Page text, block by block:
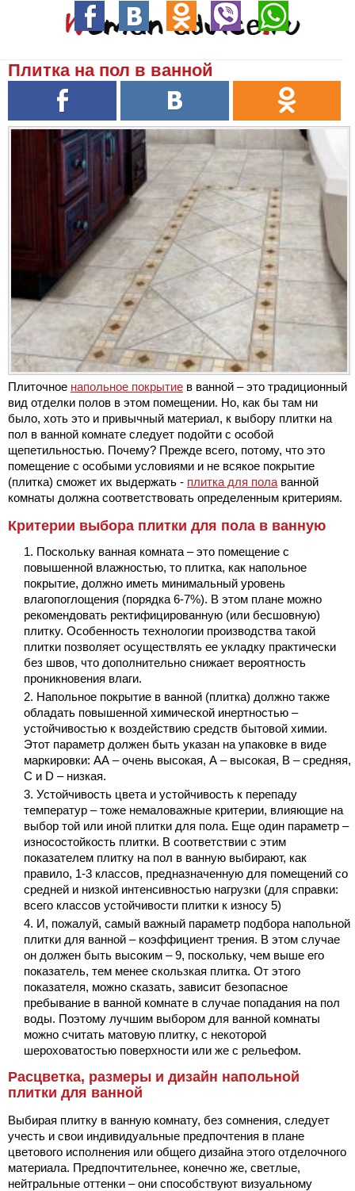
Плитка на пол в ванной
Плиточное напольное покрытие в ванной – это традиционный
вид отделки полов в этом помещении. Но, как бы там ни
было, хоть это и привычный материал, к выбору плитки на
пол в ванной комнате следует подойти с особой
щепетильностью. Почему? Прежде всего, потому, что это
помещение с особыми условиями и не всякое покрытие
(плитка) сможет их выдержать - плитка для пола ванной
комнаты должна соответствовать определенным критериям.
Критерии выбора плитки для пола в ванную
Поскольку ванная комната – это помещение с
повышенной влажностью, то плитка, как напольное
покрытие, должно иметь минимальный уровень
влагопоглощения (порядка 6-7%). В этом плане можно
рекомендовать ректифицированную (или бесшовную)
плитку. Особенность технологии производства такой
плитки позволяет осуществлять ее укладку практически
без швов, что дополнительно снижает вероятность
проникновения влаги.
Напольное покрытие в ванной (плитка) должно также
обладать повышенной химической инертностью –
устойчивостью к воздействию средств бытовой химии.
Этот параметр должен быть указан на упаковке в виде
маркировки: АА – очень высокая, А – высокая, В – средняя,
С и D – низкая.
Устойчивость цвета и устойчивость к перепаду
температур – тоже немаловажные критерии, влияющие на
выбор той или иной плитки для пола. Еще один параметр –
износостойкость плитки. В соответствии с этим
показателем плитку на пол в ванную выбирают, как
правило, 1-3 классов, предназначенную для помещений со
средней и низкой интенсивностью нагрузки (для справки:
всего классов устойчивости плитки к износу 5)
И, пожалуй, самый важный параметр подбора напольной
плитки для ванной – коэффициент трения. В этом случае
он должен быть высоким – 9, поскольку, чем выше его
показатель, тем менее скользкая плитка. От этого
показателя, можно сказать, зависит безопасное
пребывание в ванной комнате в случае попадания на пол
воды. Поэтому лучшим выбором для ванной комнаты
можно считать матовую плитку, с некоторой
шероховатостью поверхности или же с рельефом.
Расцветка, размеры и дизайн напольной
плитки для ванной
Выбирая плитку в ванную комнату, без сомнения, следует
учесть и свои индивидуальные предпочтения в плане
цветового исполнения или общего дизайна этого отделочного
материала. Предпочтительнее, конечно же, светлые,
нейтральные оттенки – они способствуют визуальному